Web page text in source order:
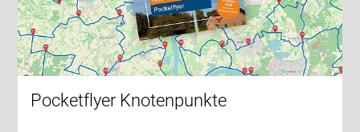
Pocketflyer Knotenpunkte